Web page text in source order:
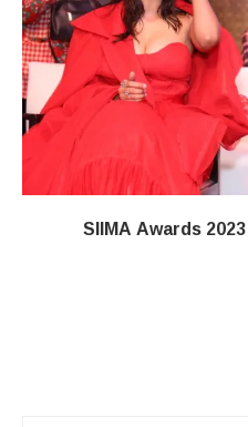
SIIMA Awards